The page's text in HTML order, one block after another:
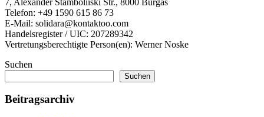
Telefon: +49 1590 615 86 73
E-Mail: solidara@kontaktoo.com
Handelsregister / UIC: 207289342
Vertretungsberechtigte Person(en): Werner Noske
Suchen
Suchen
Beitragsarchiv